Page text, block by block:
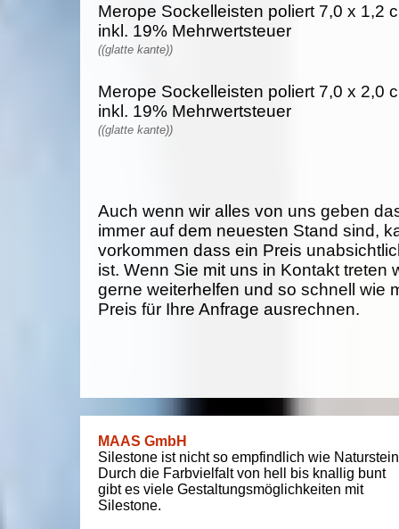
Merope Sockelleisten poliert 7,0 x 1,2
inkl. 19% Mehrwertsteuer
((glatte kante))
Merope Sockelleisten poliert 7,0 x 2,0
inkl. 19% Mehrwertsteuer
((glatte kante))
Auch wenn wir alles von uns geben
immer auf dem neuesten Stand sind,
vorkommen dass ein Preis
ist. Wenn Sie mit uns in Kontakt treten
gerne weiterhelfen und so schnell wie
Preis für Ihre Anfrage ausrechnen.
MAAS GmbH
Silestone ist nicht so empfindlich wie
Durch die Farbvielfalt von hell bis knallig bunt
gibt es viele Gestaltungsmöglichkeiten mit
Silestone.